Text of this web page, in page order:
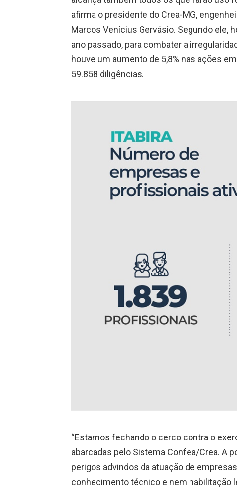
afirma o presidente do Crea-MG,
Marcos Venícius Gervásio. Segundo ele,
ano passado, para combater a
houve um aumento de 5,8% nas ações
59.858 diligências.
“Estamos fechando o cerco contra o
abarcadas pelo Sistema Confea/Crea. A
perigos advindos da atuação de
conhecimento técnico e nem habilitação